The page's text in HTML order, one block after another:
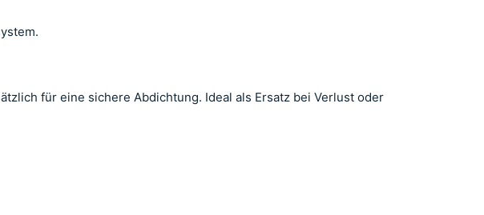
für eine sichere Abdichtung. Ideal als Ersatz bei Verlust oder